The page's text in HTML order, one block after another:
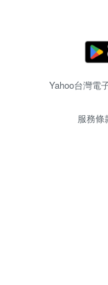
Yahoo台灣電
服務條